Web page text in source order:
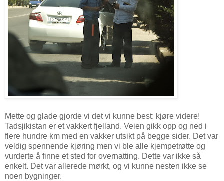
Mette og glade gjorde vi det vi kunne best: kjøre videre!
Tadsjikistan er et vakkert fjelland. Veien gikk opp og ned i
flere hundre km med en vakker utsikt på begge sider. Det var
veldig spennende kjøring men vi ble alle kjempetrøtte og
vurderte å finne et sted for overnatting. Dette var ikke så
enkelt. Det var allerede mørkt, og vi kunne nesten ikke se
noen bygninger.